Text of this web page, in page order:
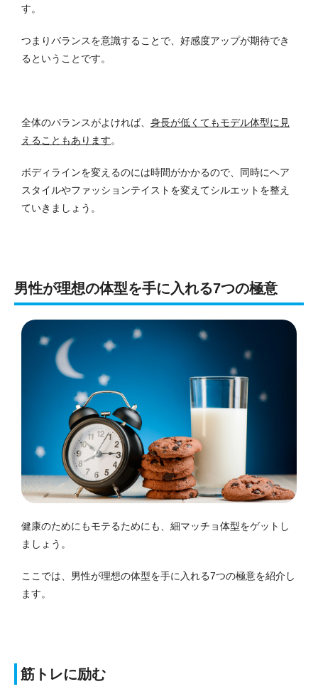
す。
つまりバランスを意識することで、好感度アップが期待でき
るということです。
全体のバランスがよければ、 身長が低くてもモデル体型に見
えることもあります。
ボディラインを変えるのには時間がかかるので、同時にヘア
スタイルやファッションテイストを変えてシルエットを整え
ていきましょう。
男性が理想の体型を手に入れる7つの極意
健康のためにもモテるためにも、細マッチョ体型をゲットし
ましょう。
ここでは、男性が理想の体型を手に入れる7つの極意を紹介し
ます。
筋トレに励む